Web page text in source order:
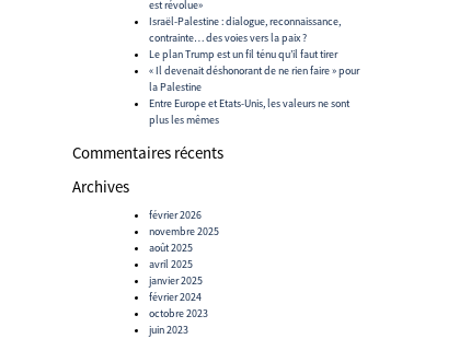
est révolue»
Israël-Palestine : dialogue, reconnaissance,
contrainte… des voies vers la paix ?
Le plan Trump est un fil ténu qu’il faut tirer
« Il devenait déshonorant de ne rien faire » pour
la Palestine
Entre Europe et Etats-Unis, les valeurs ne sont
plus les mêmes
Commentaires récents
Archives
février 2026
novembre 2025
août 2025
avril 2025
janvier 2025
février 2024
octobre 2023
juin 2023